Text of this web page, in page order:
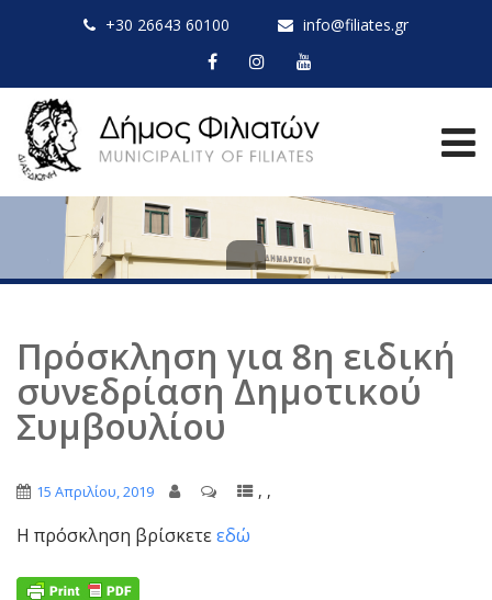
+30 26643 60100 info@filiates.gr
Πρόσκληση για 8η ειδική
συνεδρίαση Δημοτικού
Συμβουλίου
15 Απριλίου, 2019 , ,
Η πρόσκληση βρίσκετεεδώ